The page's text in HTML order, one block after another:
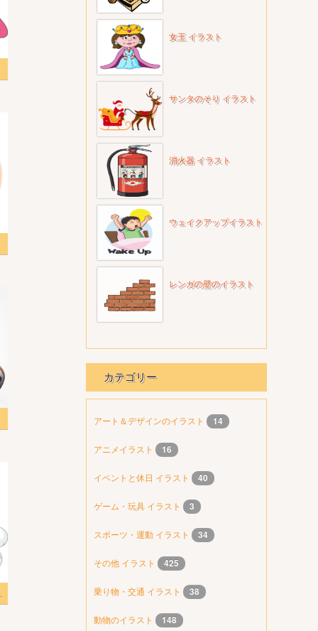
スト
女王 イラスト
サンタのそり イラスト
消火器 イラスト
ウェイクアップイラスト
レンガの壁のイラスト
カテゴリー
アート＆デザインのイラスト 14
アニメイラスト 16
イベントと休日 イラスト 40
ゲーム・玩具 イラスト 3
スポーツ・運動 イラスト 34
その他 イラスト 425
乗り物・交通 イラスト 38
動物のイラスト 148